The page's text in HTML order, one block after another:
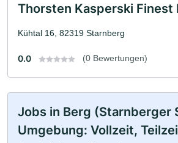
Thorsten Kasperski Finest
Kühtal 16, 82319 Starnberg
0.0 (0 Bewertungen)
Jobs in Berg (Starnberger
Umgebung: Vollzeit,